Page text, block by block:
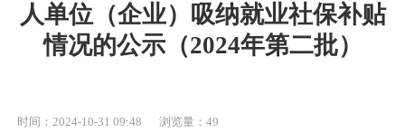
人单位（企业）吸纳就业社保补贴
情况的公示（2024年第二批）
时间：2024-10-31 09:48 浏览量： 49